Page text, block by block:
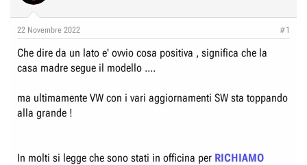
e
i
s
u
i
z
i
o
22 Novembre 2022 #1
Che dire da un lato e' ovvio cosa positiva , significa che la
casa madre segue il modello ....
ma ultimamente VW con i vari aggiornamenti SW sta toppando
alla grande !
In molti si legge che sono stati in officina per RICHIAMO